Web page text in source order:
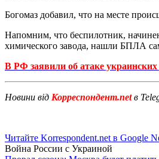
Богомаз добавил, что на месте
Напомним, что беспилотник,
химического завода, нашли БПЛА
В РФ заявили об атаке
Новини від Корреспондент.netв
Читайте Korrespondent.net в Google
Война России с Украиной